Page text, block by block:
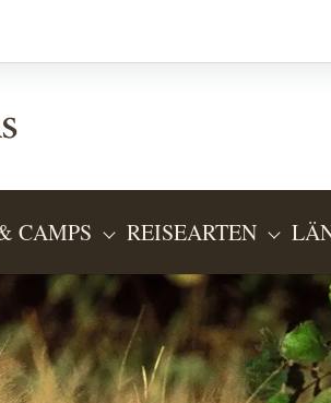
"REISEANGEBOTE"
CAMPS SUBMENU FOR
REISEARTEN